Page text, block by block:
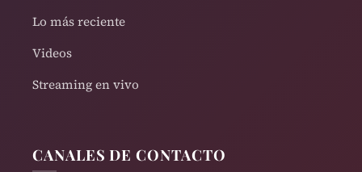
Lo más reciente
Videos
Streaming en vivo
CANALES DE CONTACTO